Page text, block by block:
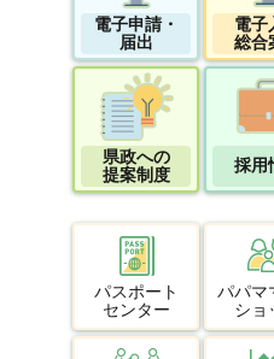
電子申請・
届出
電子
総合
県政への
提案制度
採用
パスポート
センター
パパマ
ショ